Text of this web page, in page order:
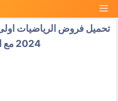
انتقل
إلى
المحتوى
القائمة
2024 مع التصحيح